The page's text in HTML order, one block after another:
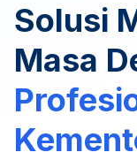
Solusi
Masa